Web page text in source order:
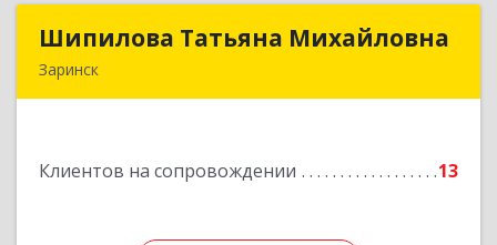
Шипилова Татьяна Михайловна
Заринск
Клиентов на сопровождении 13
Шипилова Татьяна Михайловна